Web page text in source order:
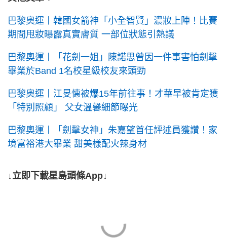
巴黎奧運丨韓國女箭神「小全智賢」濃妝上陣！比賽
期間甩妝曝露真實膚質 一部位狀態引熱議
巴黎奧運丨「花劍一姐」陳諾思曾因一件事害怕劍擊
畢業於Band 1名校星級校友來頭勁
巴黎奧運丨江旻憓被爆15年前往事！才華早被肯定獲
「特別照顧」 父女溫馨細節曝光
巴黎奧運丨「劍擊女神」朱嘉望首任評述員獲讚！家
境富裕港大畢業 甜美樣配火辣身材
↓立即下載星島頭條App↓